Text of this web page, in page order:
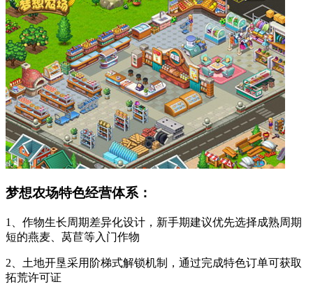
梦想农场特色经营体系：
1、作物生长周期差异化设计，新手期建议优先选择成熟周期
短的燕麦、莴苣等入门作物
2、土地开垦采用阶梯式解锁机制，通过完成特色订单可获取
拓荒许可证